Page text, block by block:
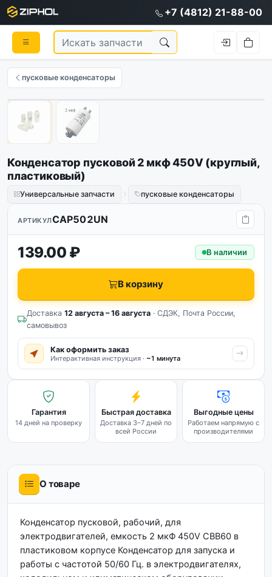
+7 (4812) 21-88-00
пусковые конденсаторы
Конденсатор пусковой 2 мкф 450V (круглый,
пластиковый)
Универсальные запчасти пусковые конденсаторы
АРТИКУЛCAP502UN
139.00 ₽ В наличии
В корзину
Доставка 12 августа – 16 августа · СДЭК, Почта России,
самовывоз
Как оформить заказ
Интерактивная инструкция · ~1 минута
Гарантия
14 дней на проверку
Быстрая доставка
Доставка 3–7 дней по
всей России
Выгодные цены
Работаем напрямую с
производителями
О товаре
Конденсатор пусковой, рабочий, для
электродвигателей, емкость 2 мкФ 450V CBB60 в
пластиковом корпусе Конденсатор для запуска и
работы с частотой 50/60 Гц. в электродвигателях,